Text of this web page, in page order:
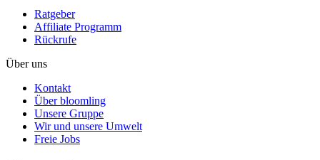
Ratgeber
Affiliate Programm
Rückrufe
Über uns
Kontakt
Über bloomling
Unsere Gruppe
Wir und unsere Umwelt
Freie Jobs